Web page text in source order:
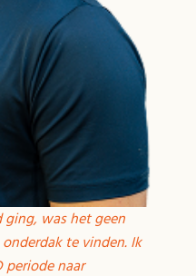
was het geen
te vinden. Ik
periode naar